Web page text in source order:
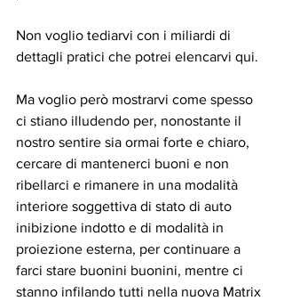
Non voglio tediarvi con i miliardi di
dettagli pratici che potrei elencarvi qui.
Ma voglio però mostrarvi come spesso
ci stiano illudendo per, nonostante il
nostro sentire sia ormai forte e chiaro,
cercare di mantenerci buoni e non
ribellarci e rimanere in una modalità
interiore soggettiva di stato di auto
inibizione indotto e di modalità in
proiezione esterna, per continuare a
farci stare buonini buonini, mentre ci
stanno infilando tutti nella nuova Matrix